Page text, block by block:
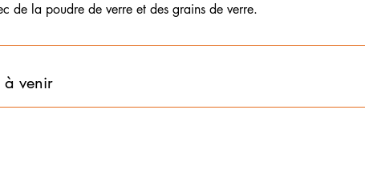
de la poudre de verre et des grains de verre.
à venir